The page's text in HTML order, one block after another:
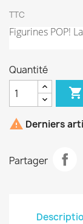
TTC
Figurines POP!
Quantité

 Derniers
Partager